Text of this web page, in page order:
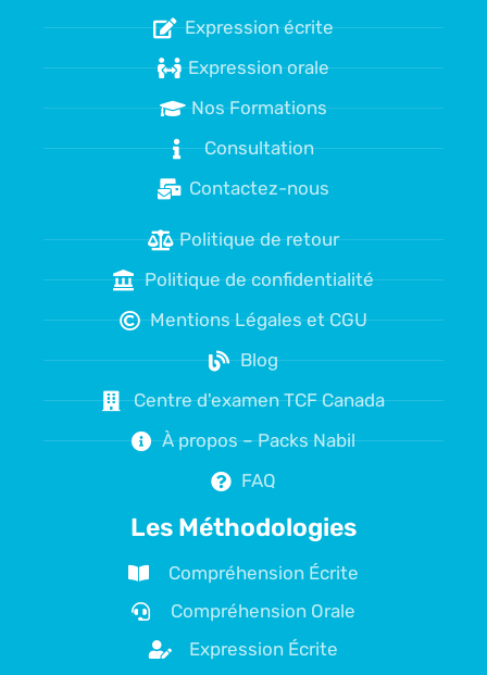
Expression écrite
Expression orale
Nos Formations
Consultation
Contactez-nous
Politique de retour
Politique de confidentialité
Mentions Légales et CGU
Blog
Centre d'examen TCF Canada
À propos – Packs Nabil
FAQ
Les Méthodologies
Compréhension Écrite
Compréhension Orale
Expression Écrite